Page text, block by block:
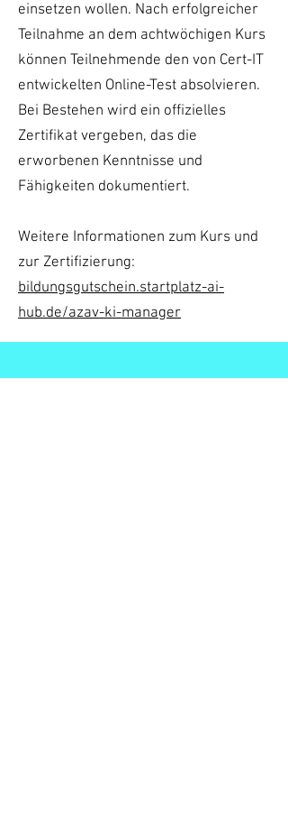
einsetzen wollen. Nach erfolgreicher
Teilnahme an dem achtwöchigen Kurs
können Teilnehmende den von Cert-IT
entwickelten Online-Test absolvieren.
Bei Bestehen wird ein offizielles
Zertifikat vergeben, das die
erworbenen Kenntnisse und
Fähigkeiten dokumentiert.
Weitere Informationen zum Kurs und
zur Zertifizierung:
bildungsgutschein.startplatz-ai-
hub.de/azav-ki-manager